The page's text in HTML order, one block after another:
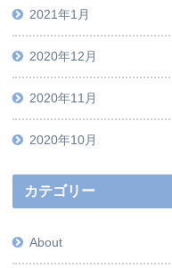
2021年1月
2020年12月
2020年11月
2020年10月
カテゴリー
About